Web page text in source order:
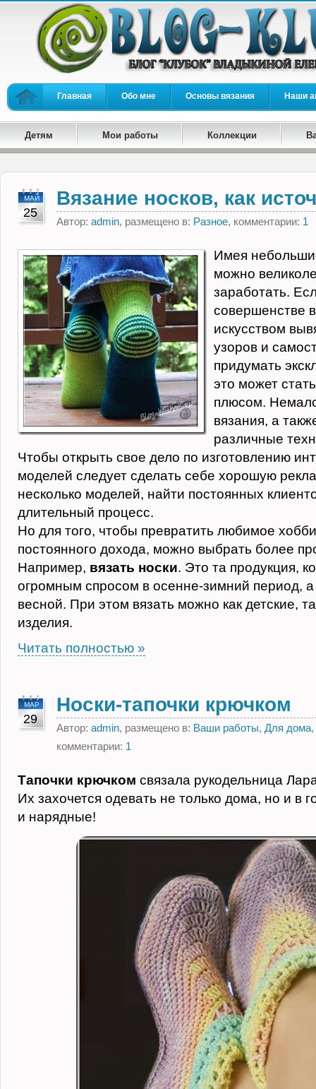
Главная Обо мне Основы вязания Наши
Детям Мои работы Коллекции
МАЙ
25
Вязание носков, как
Автор: admin, размещено в: Разное, комментарии: 1
Имея
можно
заработать.
совершенстве
искусством
узоров и
придумать
это может
плюсом.
вязания, а
различные
Чтобы открыть свое дело по изготовлению
моделей следует сделать себе хорошую
несколько моделей, найти постоянных
длительный процесс.
Но для того, чтобы превратить любимое
постоянного дохода, можно выбрать более
Например, вязать носки. Это та продукция,
огромным спросом в осенне-зимний период,
весной. При этом вязать можно как детские,
изделия.
Читать полностью »
МАР
29
Носки-тапочки крючком
Автор: admin, размещено в: Ваши работы, Для дома,
комментарии: 1
Тапочки крючком связала рукодельница
Их захочется одевать не только дома, но и в
и нарядные!